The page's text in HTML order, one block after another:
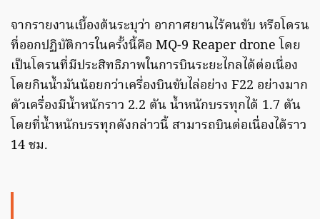
จากรายงานเบื้องต้นระบุว่า อากาศยานไร้คนขับ หรือโดรน
ที่ออกปฏิบัติการในครั้งนี้คือ MQ-9 Reaper drone โดย
เป็นโดรนที่มีประสิทธิภาพในการบินระยะไกลได้ต่อเนื่อง
โดยกินน้ำมันน้อยกว่าเครื่องบินขับไล่อย่าง F22 อย่างมาก
ตัวเครื่องมีน้ำหนักราว 2.2 ตัน น้ำหนักบรรทุกได้ 1.7 ตัน
โดยที่น้ำหนักบรรทุกดังกล่าวนี้ สามารถบินต่อเนื่องได้ราว
14 ชม.